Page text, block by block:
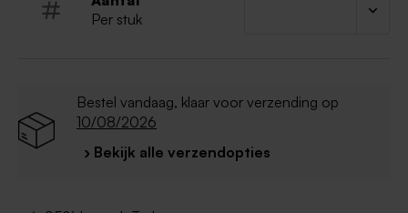
Per stuk
Bestel vandaag, klaar voor verzending op
10/08/2026
› Bekijk alle verzendopties